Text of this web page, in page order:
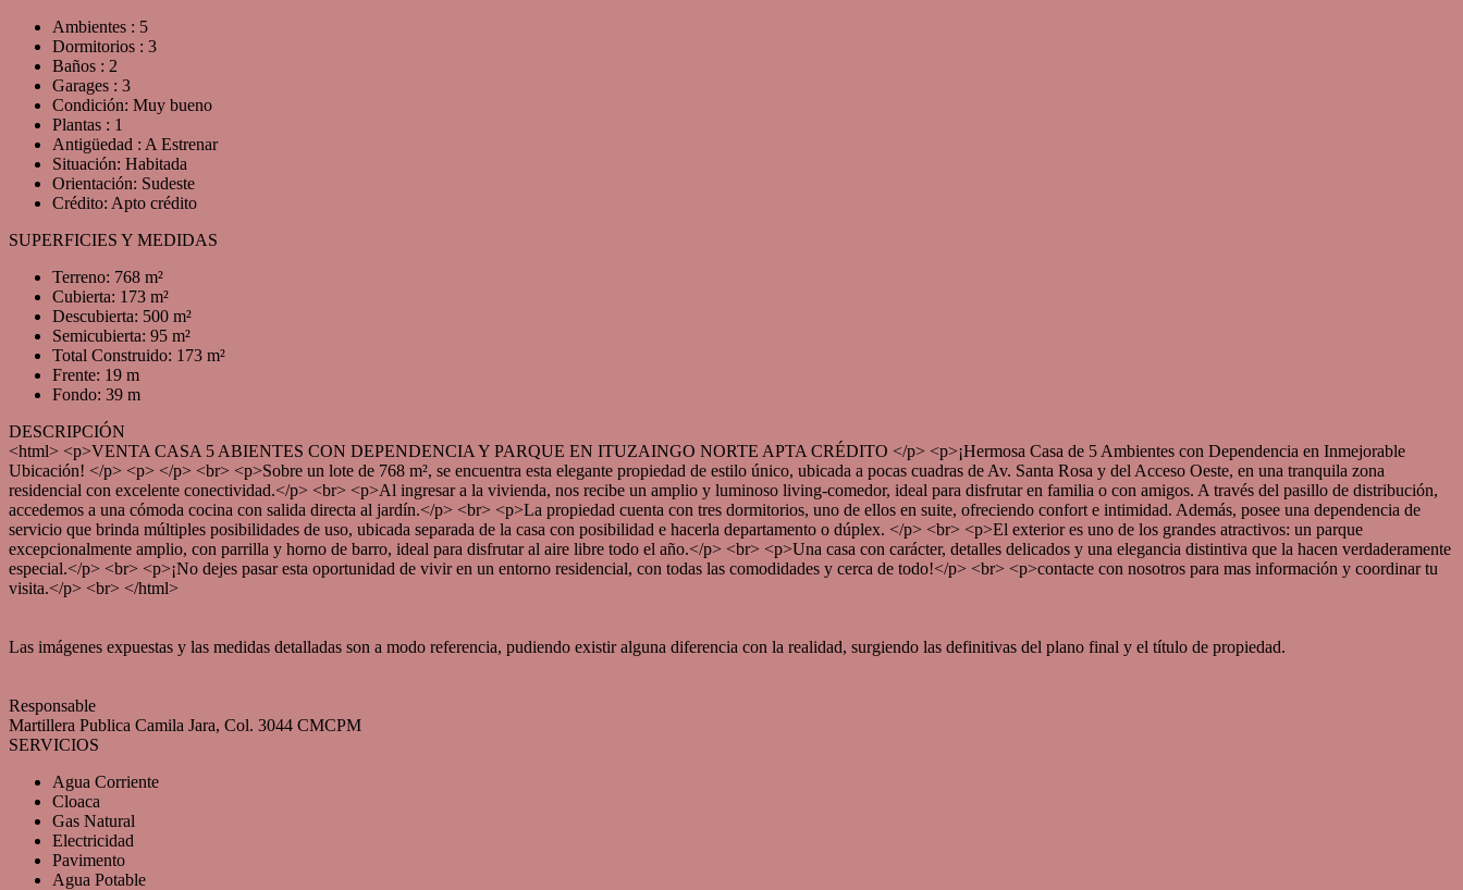
Ambientes : 5
Dormitorios : 3
Baños : 2
Garages : 3
Condición: Muy bueno
Plantas : 1
Antigüedad : A Estrenar
Situación: Habitada
Orientación: Sudeste
Crédito: Apto crédito
SUPERFICIES Y MEDIDAS
Terreno: 768 m²
Cubierta: 173 m²
Descubierta: 500 m²
Semicubierta: 95 m²
Total Construido: 173 m²
Frente: 19 m
Fondo: 39 m
DESCRIPCIÓN
<html> <p>VENTA CASA 5 ABIENTES CON DEPENDENCIA Y PARQUE EN ITUZAINGO NORTE APTA CRÉDITO </p> <p>¡Hermosa Casa de 5 Ambientes con Dependencia en Inmejorable
Ubicación! </p> <p> </p> <br> <p>Sobre un lote de 768 m², se encuentra esta elegante propiedad de estilo único, ubicada a pocas cuadras de Av. Santa Rosa y del Acceso Oeste, en una tranquila zona
residencial con excelente conectividad.</p> <br> <p>Al ingresar a la vivienda, nos recibe un amplio y luminoso living-comedor, ideal para disfrutar en familia o con amigos. A través del pasillo de distribución,
accedemos a una cómoda cocina con salida directa al jardín.</p> <br> <p>La propiedad cuenta con tres dormitorios, uno de ellos en suite, ofreciendo confort e intimidad. Además, posee una dependencia de
servicio que brinda múltiples posibilidades de uso, ubicada separada de la casa con posibilidad e hacerla departamento o dúplex. </p> <br> <p>El exterior es uno de los grandes atractivos: un parque
excepcionalmente amplio, con parrilla y horno de barro, ideal para disfrutar al aire libre todo el año.</p> <br> <p>Una casa con carácter, detalles delicados y una elegancia distintiva que la hacen verdaderamente
especial.</p> <br> <p>¡No dejes pasar esta oportunidad de vivir en un entorno residencial, con todas las comodidades y cerca de todo!</p> <br> <p>contacte con nosotros para mas información y coordinar tu
visita.</p> <br> </html>
Las imágenes expuestas y las medidas detalladas son a modo referencia, pudiendo existir alguna diferencia con la realidad, surgiendo las definitivas del plano final y el título de propiedad.
Responsable
Martillera Publica Camila Jara, Col. 3044 CMCPM
SERVICIOS
Agua Corriente
Cloaca
Gas Natural
Electricidad
Pavimento
Agua Potable